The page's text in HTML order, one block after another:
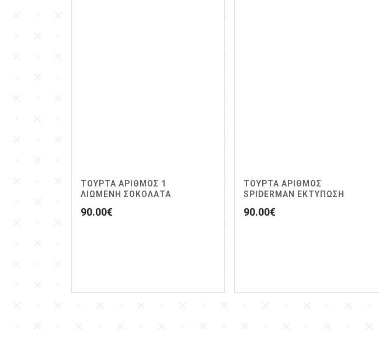
ΤΟΥΡΤΑ ΑΡΙΘΜΟΣ 1
ΛΙΩΜΕΝΗ ΣΟΚΟΛΑΤΑ
90.00€
ΤΟΥΡΤΑ ΑΡΙΘΜΟΣ
SPIDERMAN ΕΚΤΥΠΩΣΗ
90.00€